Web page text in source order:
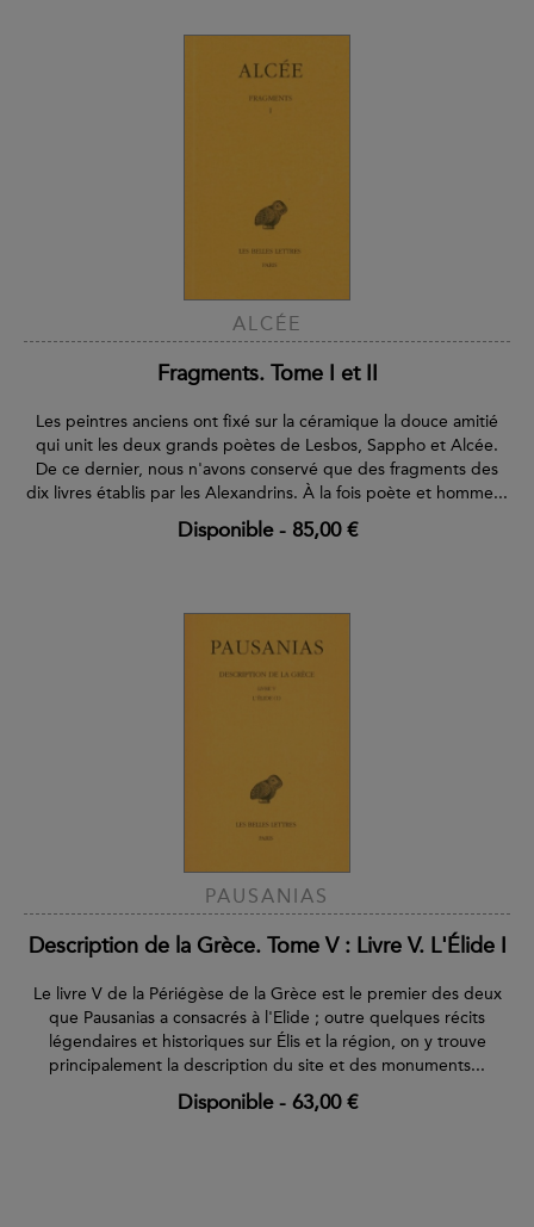
ALCÉE
Fragments. Tome I et II
Les peintres anciens ont fixé sur la céramique la douce amitié
qui unit les deux grands poètes de Lesbos, Sappho et Alcée.
De ce dernier, nous n'avons conservé que des fragments des
dix livres établis par les Alexandrins. À la fois poète et homme...
Disponible- 85,00 €
PAUSANIAS
Description de la Grèce. Tome V : Livre V. L'Élide I
Le livre V de la Périégèse de la Grèce est le premier des deux
que Pausanias a consacrés à l'Elide ; outre quelques récits
légendaires et historiques sur Élis et la région, on y trouve
principalement la description du site et des monuments...
Disponible- 63,00 €